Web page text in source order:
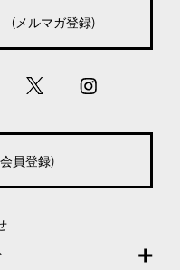
(メルマガ登録)
員登録)